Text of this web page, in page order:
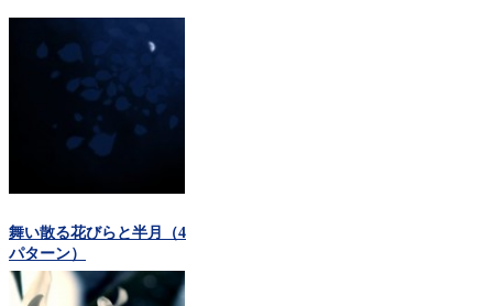
舞い散る花びらと半月（4
パターン）